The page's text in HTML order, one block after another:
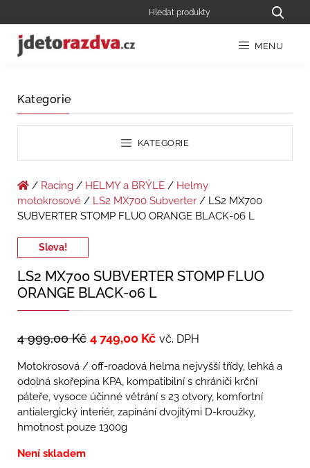
MENU
Kategorie
KATEGORIE
/ Racing / HELMY a BRÝLE / Helmy
motokrosové / LS2 MX700 Subverter / LS2 MX700
SUBVERTER STOMP FLUO ORANGE BLACK-06 L
Sleva!
LS2 MX700 SUBVERTER STOMP FLUO
ORANGE BLACK-06 L
4 999,00Kč 4 749,00 Kč vč. DPH
Motokrosová / off-roadová helma nejvyšší třídy, lehká a
odolná skořepina KPA, kompatibilní s chrániči krční
páteře, vysoce účinné větrání s 23 otvory, komfortní
antialergický interiér, zapínání dvojitými D-kroužky,
hmotnost pouze 1300g
Není skladem